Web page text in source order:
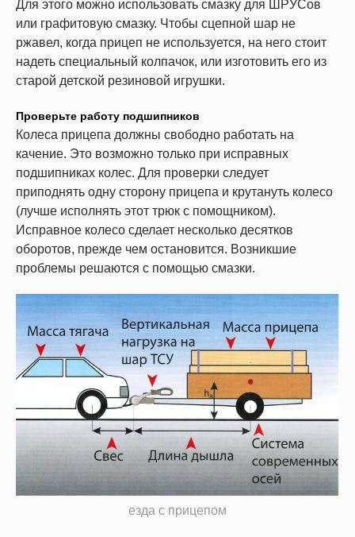
Для этого можно использовать смазку для ШРУСов
или графитовую смазку. Чтобы сцепной шар не
ржавел, когда прицеп не используется, на него стоит
надеть специальный колпачок, или изготовить его из
старой детской резиновой игрушки.
Проверьте работу подшипников
Колеса прицепа должны свободно работать на
качение. Это возможно только при исправных
подшипниках колес. Для проверки следует
приподнять одну сторону прицепа и крутануть колесо
(лучше исполнять этот трюк с помощником).
Исправное колесо сделает несколько десятков
оборотов, прежде чем остановится. Возникшие
проблемы решаются с помощью смазки.
езда с прицепом